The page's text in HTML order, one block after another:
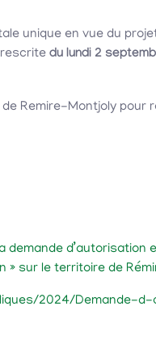
unique en vue du
du lundi 2
Remire-Montjoly pour
demande d’autorisation
» sur le territoire de
2024/Demande-